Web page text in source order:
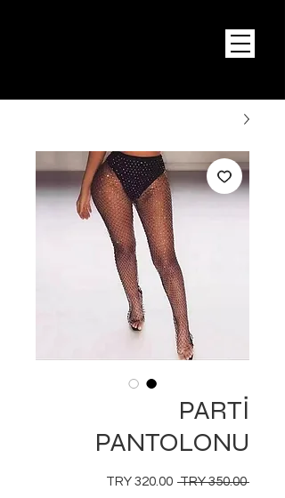
PARTİ
PANTOLONU
‏350.00 TRY
سعر